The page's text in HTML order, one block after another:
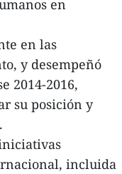
en
en las
y desempeñó
2014-2016,
su posición y
incluida